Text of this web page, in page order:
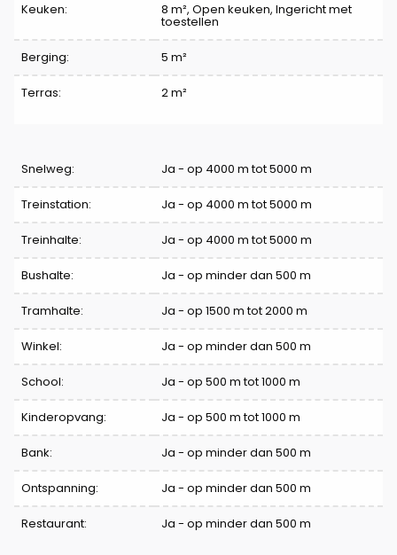
Keuken: 8 m², Open keuken, Ingericht met
toestellen
Berging: 5 m²
Terras: 2 m²
Comfort
Snelweg: Ja - op 4000 m tot 5000 m
Treinstation: Ja - op 4000 m tot 5000 m
Treinhalte: Ja - op 4000 m tot 5000 m
Bushalte: Ja - op minder dan 500 m
Tramhalte: Ja - op 1500 m tot 2000 m
Winkel: Ja - op minder dan 500 m
School: Ja - op 500 m tot 1000 m
Kinderopvang: Ja - op 500 m tot 1000 m
Bank: Ja - op minder dan 500 m
Ontspanning: Ja - op minder dan 500 m
Restaurant: Ja - op minder dan 500 m